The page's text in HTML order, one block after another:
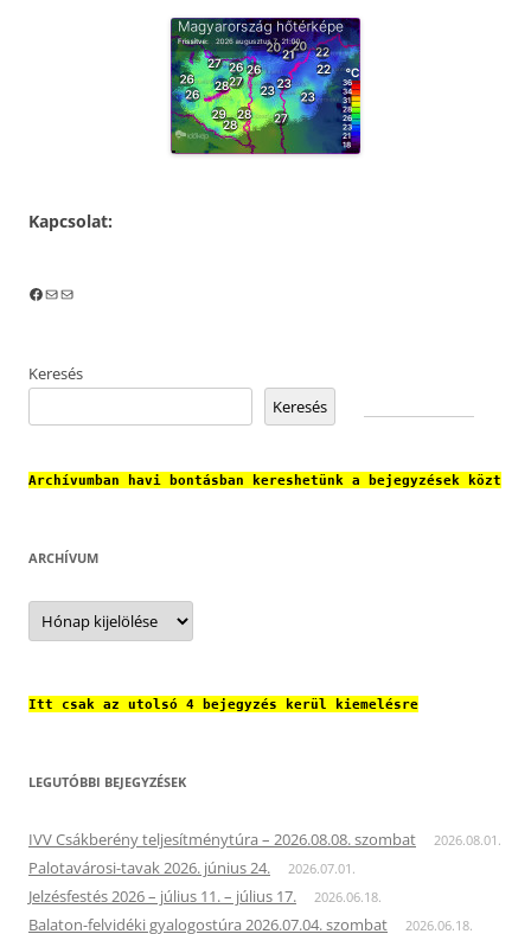
Kapcsolat:
Facebook
Mail
Mail
Keresés
Keresés
Archívumban havi bontásban kereshetünk a bejegyzések közt
ARCHÍVUM
Archívum
Itt csak az utolsó 4 bejegyzés kerül kiemelésre
LEGUTÓBBI BEJEGYZÉSEK
IVV Csákberény teljesítménytúra – 2026.08.08. szombat 2026.08.01.
Palotavárosi-tavak 2026. június 24. 2026.07.01.
Jelzésfestés 2026 – július 11. – július 17. 2026.06.18.
Balaton-felvidéki gyalogostúra 2026.07.04. szombat 2026.06.18.